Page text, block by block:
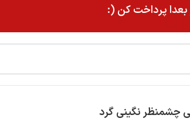
بعدا پرداخت کن (:
چشمنظر نگینی گرد